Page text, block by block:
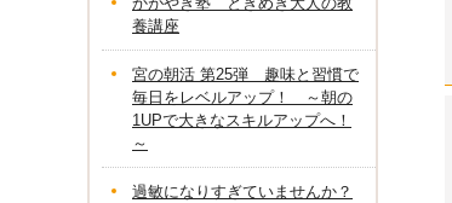
養講座
宮の朝活 第25弾 趣味と習慣で
毎日をレベルアップ！ ～朝の
1UPで大きなスキルアップへ！
～
過敏になりすぎていませんか？